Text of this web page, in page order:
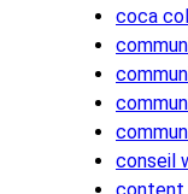
coca
conseil